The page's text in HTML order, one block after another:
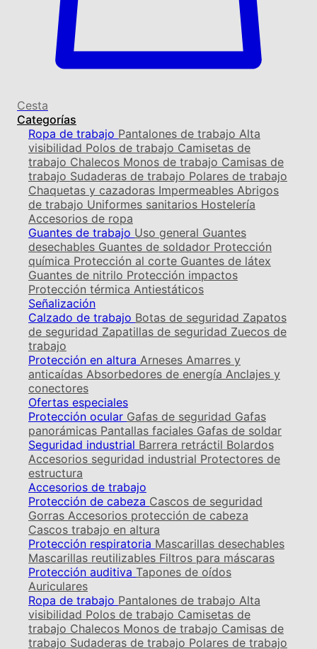
Cesta
Categorías
Ropa de trabajo Pantalones de trabajo Alta
visibilidad Polos de trabajo Camisetas de
trabajo Chalecos Monos de trabajo Camisas de
trabajo Sudaderas de trabajo Polares de trabajo
Chaquetas y cazadoras Impermeables Abrigos
de trabajo Uniformes sanitarios Hostelería
Accesorios de ropa
Guantes de trabajo Uso general Guantes
desechables Guantes de soldador Protección
química Protección al corte Guantes de látex
Guantes de nitrilo Protección impactos
Protección térmica Antiestáticos
Señalización
Calzado de trabajo Botas de seguridad Zapatos
de seguridad Zapatillas de seguridad Zuecos de
trabajo
Protección en altura Arneses Amarres y
anticaídas Absorbedores de energía Anclajes y
conectores
Ofertas especiales
Protección ocular Gafas de seguridad Gafas
panorámicas Pantallas faciales Gafas de soldar
Seguridad industrial Barrera retráctil Bolardos
Accesorios seguridad industrial Protectores de
estructura
Accesorios de trabajo
Protección de cabeza Cascos de seguridad
Gorras Accesorios protección de cabeza
Cascos trabajo en altura
Protección respiratoria Mascarillas desechables
Mascarillas reutilizables Filtros para máscaras
Protección auditiva Tapones de oídos
Auriculares
Ropa de trabajo Pantalones de trabajo Alta
visibilidad Polos de trabajo Camisetas de
trabajo Chalecos Monos de trabajo Camisas de
trabajo Sudaderas de trabajo Polares de trabajo